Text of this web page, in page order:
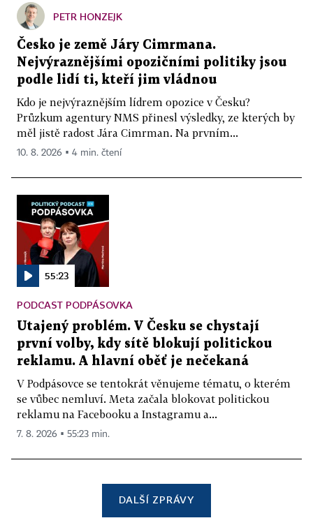
PETR HONZEJK
Česko je země Járy Cimrmana.
Nejvýraznějšími opozičními politiky jsou
podle lidí ti, kteří jim vládnou
Kdo je nejvýraznějším lídrem opozice v Česku?
Průzkum agentury NMS přinesl výsledky, ze kterých by
měl jistě radost Jára Cimrman. Na prvním...
10. 8. 2026 ▪ 4 min. čtení
55:23
PODCAST PODPÁSOVKA
Utajený problém. V Česku se chystají
první volby, kdy sítě blokují politickou
reklamu. A hlavní oběť je nečekaná
V Podpásovce se tentokrát věnujeme tématu, o kterém
se vůbec nemluví. Meta začala blokovat politickou
reklamu na Facebooku a Instagramu a...
7. 8. 2026 ▪ 55:23 min.
DALŠÍ ZPRÁVY